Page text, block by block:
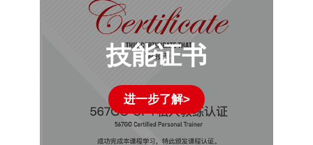
技能证书
进一步了解>